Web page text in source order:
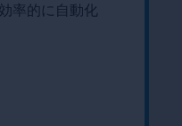
率的に自動化